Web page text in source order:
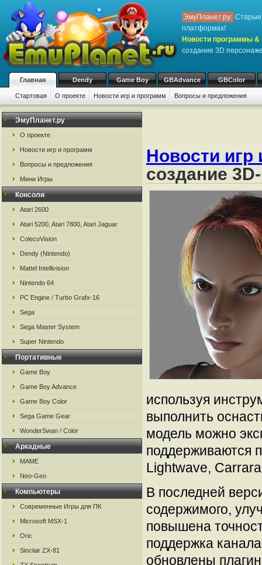
ЭмуПланет.ру: Старые
платформах!
Новости программы &
создание 3D
Главная Dendy Game Boy GBAdvance GBColor
Стартовая О проекте Новости игр и программ Вопросы и предложения
ЭмуПланет.ру
О проекте
Новости игр и программ
Вопросы и предложения
Мини Игры
Консоли
Atari 2600
Atari 5200, Atari 7800, Atari Jaguar
ColecoVision
Dendy (Nintendo)
Mattel Intellivision
Nintendo 64
PC Engine / Turbo Grafx-16
Sega
Sega Master System
Super Nintendo
Портативные
Game Boy
Game Boy Advance
Game Boy Color
Sega Game Gear
WonderSwan / Color
Аркадные
MAME
Neo-Geo
Компьютеры
Современные Игры для ПК
Microsoft MSX-1
Oric
Sinclair ZX-81
Новости игр
создание
используя
выполнить
модель можно
поддерживаются
Lightwave,
В последней
содержимого,
повышена
поддержка
обновлены